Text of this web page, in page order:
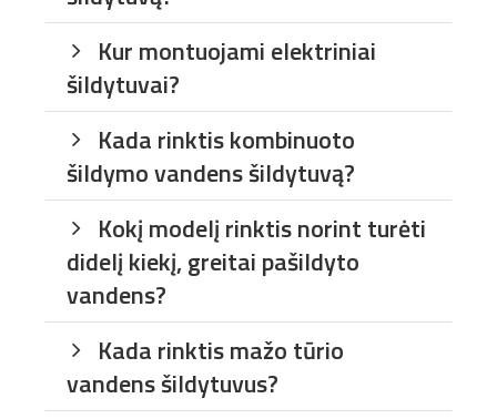
Kur montuojami elektriniai
šildytuvai?
Kada rinktis kombinuoto
šildymo vandens šildytuvą?
Kokį modelį rinktis norint turėti
didelį kiekį, greitai pašildyto
vandens?
Kada rinktis mažo tūrio
vandens šildytuvus?